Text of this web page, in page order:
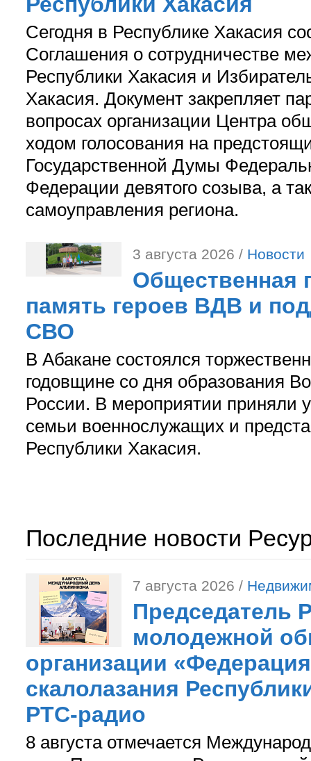
Сегодня в Республике Хакасия
Соглашения о сотрудничестве
Республики Хакасия и
Хакасия. Документ закрепляет
вопросах организации Центра
ходом голосования на
Государственной Думы
Федерации девятого созыва, а
самоуправления региона.
3 августа 2026 / Новости
Общественная
память героев ВДВ и
СВО
В Абакане состоялся
годовщине со дня образования
России. В мероприятии приняли
семьи военнослужащих и
Республики Хакасия.
Последние новости
7 августа 2026 /
Председатель
молодежной
организации
скалолазания
РТС-радио
8 августа отмечается